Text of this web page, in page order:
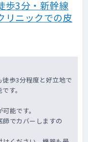
歩3分・新幹線
ニックでの皮
歩3分程度と好立地で
す。
能です。
でカバーしますの